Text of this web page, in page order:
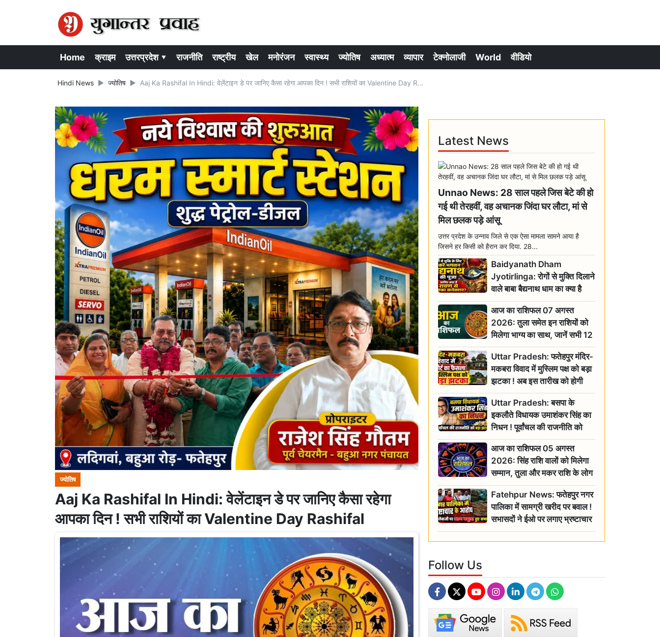
Home क्राइम उत्तरप्रदेश ▾ राजनीति राष्ट्रीय खेल मनोरंजन स्वास्थ्य ज्योतिष अध्यात्म व्यापार टेक्नोलाजी World वीडियो
Hindi News ज्योतिष Aaj Ka Rashifal In Hindi: वेलेंटाइन डे पर जानिए कैसा रहेगा आपका दिन ! सभी राशियों का Valentine Day R...
ज्योतिष
Aaj Ka Rashifal In Hindi: वेलेंटाइन डे पर जानिए कैसा रहेगा
आपका दिन ! सभी राशियों का Valentine Day Rashifal
Latest News
Unnao News: 28 साल पहले जिस बेटे की हो
गई थी तेरहवीं, वह अचानक जिंदा घर लौटा, मां से
मिल छलक पड़े आंसू
उत्तर प्रदेश के उन्नाव जिले से एक ऐसा मामला सामने आया है
जिसने हर किसी को हैरान कर दिया. 28...
Baidyanath Dham
Jyotirlinga: रोगों से मुक्ति दिलाने
वाले बाबा बैद्यनाथ धाम का क्या है
रावण से संबंध? जानिए ज्योतिर्लिंग की
महिमा
आज का राशिफल 07 अगस्त
2026: तुला समेत इन राशियों को
मिलेगा भाग्य का साथ, जानें सभी 12
राशियों का दैनिक भाग्यफल
Uttar Pradesh: फतेहपुर मंदिर-
मकबरा विवाद में मुस्लिम पक्ष को बड़ा
झटका ! अब इस तारीख को होगी
सुनवाई
Uttar Pradesh: बसपा के
इकलौते विधायक उमाशंकर सिंह का
निधन ! पूर्वांचल की राजनीति को
बड़ा झटका, योगी ने जताया दुःख
आज का राशिफल 05 अगस्त
2026: सिंह राशि वालों को मिलेगा
सम्मान, तुला और मकर राशि के लोग
रहें सतर्क
Fatehpur News: फतेहपुर नगर
पालिका में सामग्री खरीद पर बवाल !
सभासदों ने ईओ पर लगाए भ्रष्टाचार
के गंभीर आरोप
Follow Us